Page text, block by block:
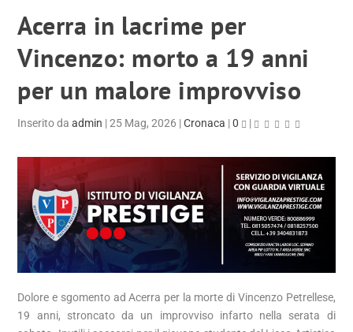
Acerra in lacrime per
Vincenzo: morto a 19 anni
per un malore improvviso
Inserito daadmin |25 Mag, 2026 |Cronaca |0 |
Dolore e sgomento ad Acerra per la morte di Vincenzo Petrellese,
19 anni, stroncato da un improvviso infarto nella serata di